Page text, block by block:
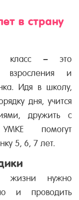
в страну
класс – это
взросления и
Идя в школу,
дня, учится
дружить с
помогут
5, 6, 7 лет.
жизни нужно
и проводить